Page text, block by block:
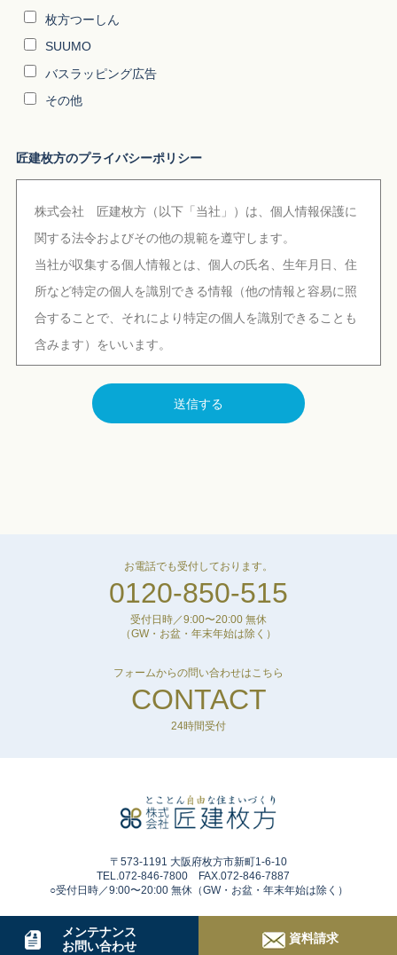
枚方つーしん
SUUMO
バスラッピング広告
その他
匠建枚方のプライバシーポリシー
株式会社 匠建枚方（以下「当社」）は、個人情報保護に
関する法令およびその他の規範を遵守します。
当社が収集する個人情報とは、個人の氏名、生年月日、住
所など特定の個人を識別できる情報（他の情報と容易に照
合することで、それにより特定の個人を識別できることも
含みます）をいいます。
●個人情報の収集について
当社は、以下の場合に個人情報を収集することがあります
当社がお客様からいただいた個人情報は、以下の目的の必
要な範囲で使用いたします。
□お客様にサービスや物件などの情報を的確にお伝えする
□より満足していただけるサイトへと改善するため。
□必要に応じてお客様に連絡を行うため。
き、原則としていかなる第三者にも開示することはありま
□裁判所や警察などの公的機関から法律に基づく正式な要
●個人情報の管理・保護について
送信する
お電話でも受付しております。
0120-850-515
受付日時／9:00〜20:00 無休
（GW・お盆・年末年始は除く）
フォームからの問い合わせはこちら
CONTACT
24時間受付
〒573-1191 大阪府枚方市新町1-6-10
TEL.072-846-7800 FAX.072-846-7887
○受付日時／9:00〜20:00 無休（GW・お盆・年末年始は除く）
メンテナンス
お問い合わせ
資料請求